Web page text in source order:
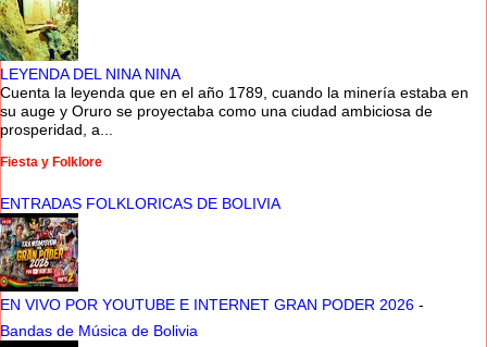
LEYENDA DEL NINA NINA
Cuenta la leyenda que en el año 1789, cuando la minería estaba en
su auge y Oruro se proyectaba como una ciudad ambiciosa de
prosperidad, a...
Fiesta y Folklore
ENTRADAS FOLKLORICAS DE BOLIVIA
EN VIVO POR YOUTUBE E INTERNET GRAN PODER 2026 -
Bandas de Música de Bolivia